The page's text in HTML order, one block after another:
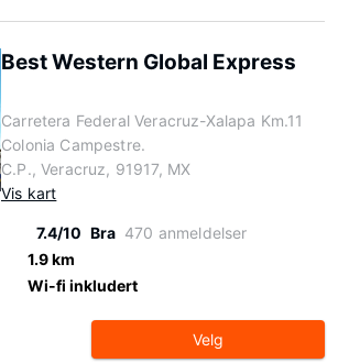
Best Western Global Express
Carretera Federal Veracruz-Xalapa Km.11
Colonia Campestre.
C.P., Veracruz, 91917, MX
Vis kart
7.4/10 Bra 470 anmeldelser
1.9 km
Wi-fi inkludert
Velg